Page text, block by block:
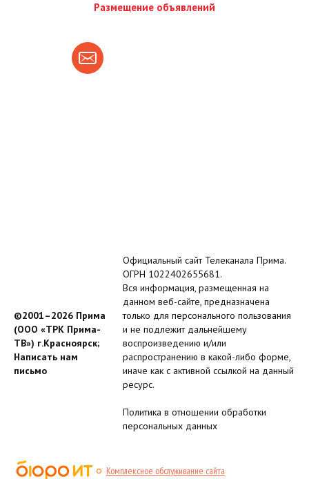
Размещение объявлений
©2001–2026 Прима
(ООО «ТРК Прима-
ТВ») г.Красноярск;
Написать нам
письмо
Официальный сайт Телеканала Прима.
ОГРН 1022402655681.
Вся информация, размещенная на
данном веб-сайте, предназначена
только для персонального пользования
и не подлежит дальнейшему
воспроизведению и/или
распространению в какой-либо форме,
иначе как с активной ссылкой на данный
ресурс.
Политика в отношении обработки
персональных данных
Комплексное обслуживание сайта